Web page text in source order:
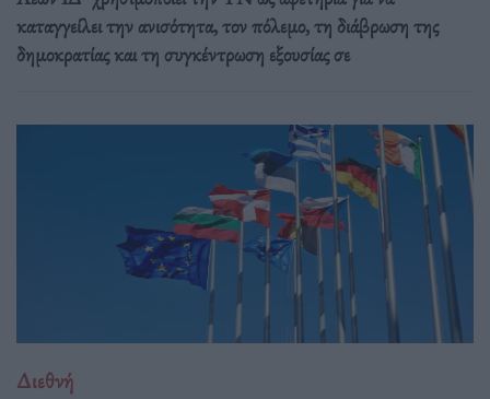
καταγγείλει την ανισότητα, τον πόλεμο, τη διάβρωση της
δημοκρατίας και τη συγκέντρωση εξουσίας σε
Διεθνή